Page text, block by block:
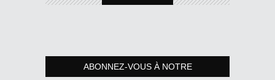
ABONNEZ-VOUS À NOTRE